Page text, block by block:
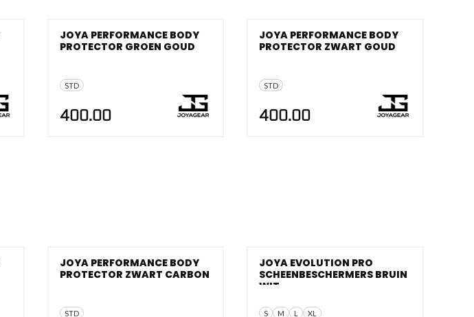
STD
JOYA PERFORMANCE BODY
PROTECTOR GROEN GOUD
400.00
STD
JOYA PERFORMANCE BODY
PROTECTOR ZWART GOUD
400.00
STD
JOYA PERFORMANCE BODY
PROTECTOR ZWART CARBON
S M L XL
JOYA EVOLUTION PRO
SCHEENBESCHERMERS BRUIN
WIT